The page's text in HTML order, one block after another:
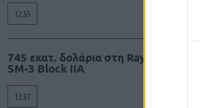
12:55
745 εκατ. δολάρια στη Raytheon για
SM-3 Block IIA
12:37